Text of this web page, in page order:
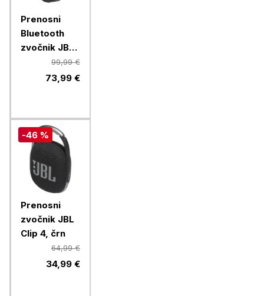
Prenosni
Bluetooth
zvočnik JBL
Grip, black
99,99 €
73,99 €
-46 %
Prenosni
zvočnik JBL
Clip 4, črn
64,99 €
34,99 €